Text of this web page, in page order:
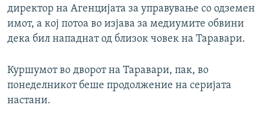
директор на Агенцијата за управување со одземен
имот, а кој потоа во изјава за медиумите обвини
дека бил нападнат од близок човек на Таравари.
Куршумот во дворот на Таравари, пак, во
понеделникот беше продолжение на серијата
настани.